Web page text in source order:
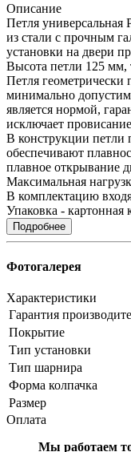
Описание
Петля
из стали с прочным
установки на двери
Высота петли 125
Петля геометрически
минимально
является нормой,
исключает
В конструкции петли
обеспечивают
плавное открывание
Максимальная
В комплектацию
Упаковка - картонная
Подробнее
Фотогалерея
Характеристики
Гарантия
Покрытие
Тип установки
Тип шарнира
Форма колпачка
Размер
Оплата
Мы работаем